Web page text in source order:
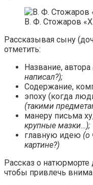
В. Ф. Стожаров
Рассказывая сыну
отметить:
Название, автора
написал?);
Содержание,
эпоху (когда
(такими
манеру письма
крупные мазки…);
главную идею (о
картине?)
Рассказ о
чтобы привлечь